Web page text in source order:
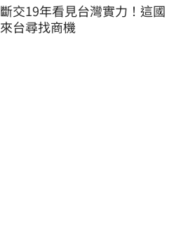
斷交19年看見台灣實力！這國
來台尋找商機